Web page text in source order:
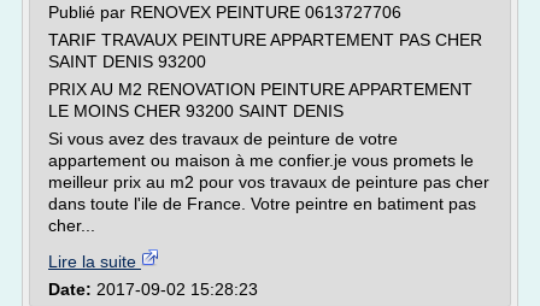
Publié par RENOVEX PEINTURE 0613727706
TARIF TRAVAUX PEINTURE APPARTEMENT PAS CHER
SAINT DENIS 93200
PRIX AU M2 RENOVATION PEINTURE APPARTEMENT
LE MOINS CHER 93200 SAINT DENIS
Si vous avez des travaux de peinture de votre
appartement ou maison à me confier.je vous promets le
meilleur prix au m2 pour vos travaux de peinture pas cher
dans toute l'ile de France. Votre peintre en batiment pas
cher...
Lire la suite
Date: 2017-09-02 15:28:23